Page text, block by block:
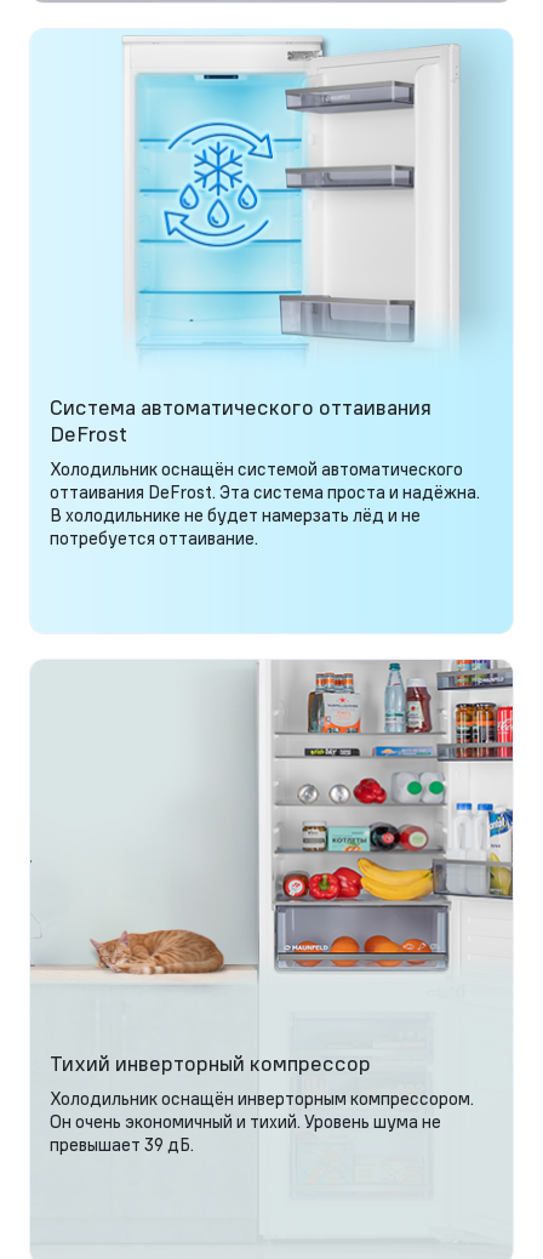
Система автоматического оттаивания
DeFrost
Холодильник оснащён системой автоматического
оттаивания DeFrost. Эта система проста и надёжна.
В холодильнике не будет намерзать лёд и не
потребуется оттаивание.
Тихий инверторный компрессор
Холодильник оснащён инверторным компрессором.
Он очень экономичный и тихий. Уровень шума не
превышает 39 дБ.